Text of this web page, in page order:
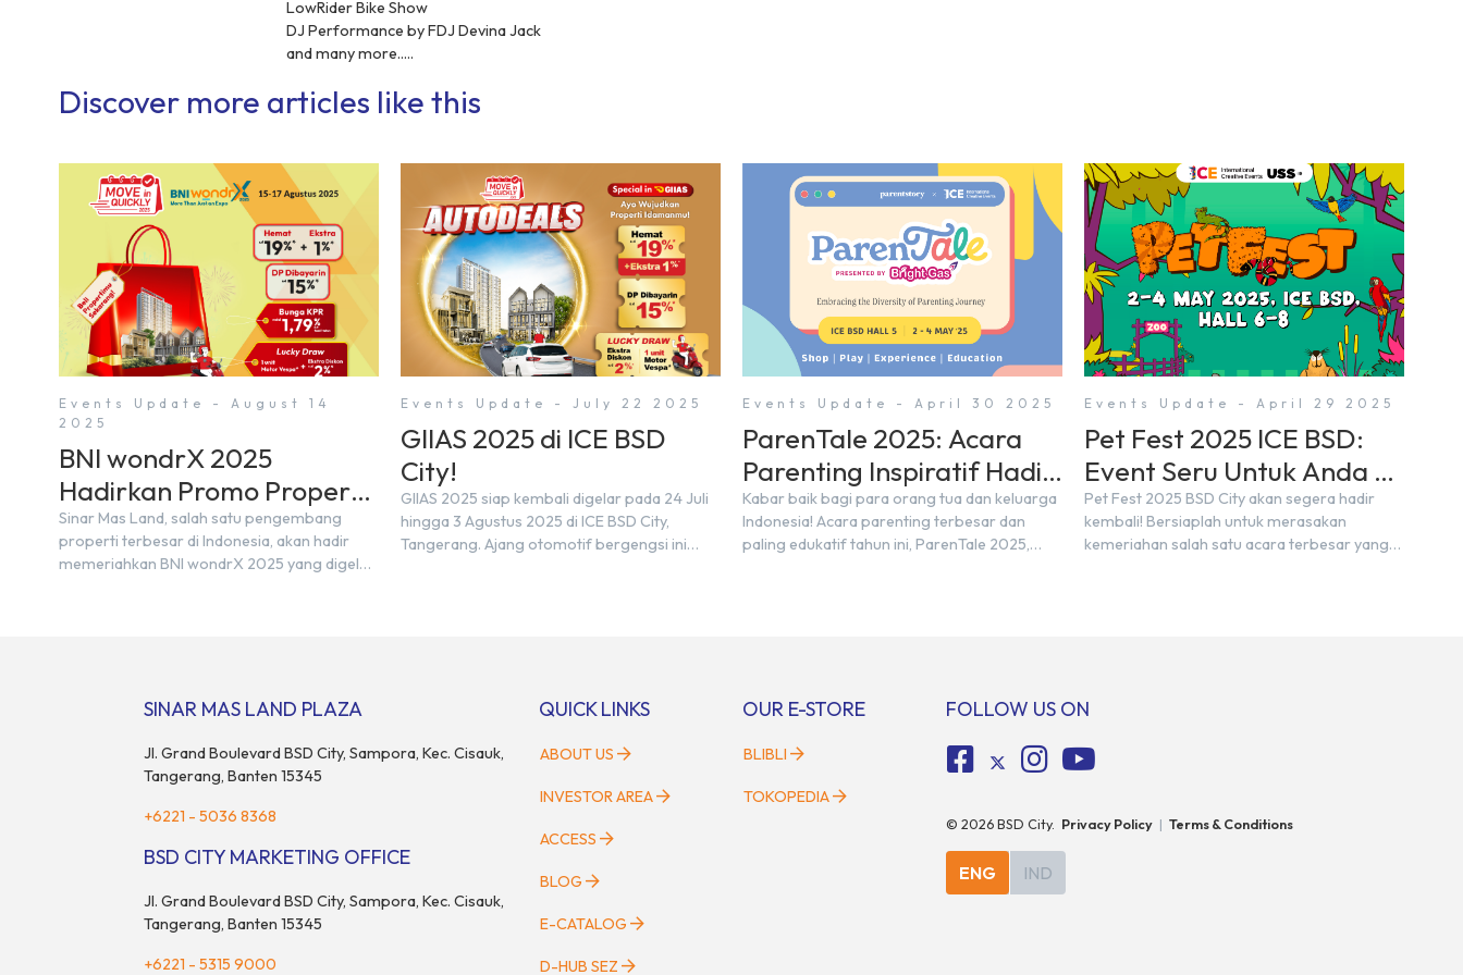
LowRider Bike Show
DJ Performance by FDJ Devina Jack
and many more.....
Discover more articles like this
Events Update - August 14
2025
BNI wondrX 2025
Hadirkan Promo Properti
& Hadiah Eksklusif
Sinar Mas Land, salah satu pengembang
properti terbesar di Indonesia, akan hadir
memeriahkan BNI wondrX 2025 yang digelar
dan pengalaman berbeda bagi para pencari
Events Update - July 22 2025
GIIAS 2025 di ICE BSD
City!
GIIAS 2025 siap kembali digelar pada 24 Juli
hingga 3 Agustus 2025 di ICE BSD City,
Tangerang. Ajang otomotif bergengsi ini
Events Update - April 30 2025
ParenTale 2025: Acara
Parenting Inspiratif Hadir
di BSD City!
Kabar baik bagi para orang tua dan keluarga
Indonesia! Acara parenting terbesar dan
paling edukatif tahun ini, ParenTale 2025,
Events Update - April 29 2025
Pet Fest 2025 ICE BSD:
Event Seru Untuk Anda &
Anabul Kesayangan!
Pet Fest 2025 BSD City akan segera hadir
kembali! Bersiaplah untuk merasakan
kemeriahan salah satu acara terbesar yang
SINAR MAS LAND PLAZA
Jl. Grand Boulevard BSD City, Sampora, Kec. Cisauk,
Tangerang, Banten 15345
+6221 - 5036 8368
BSD CITY MARKETING OFFICE
Jl. Grand Boulevard BSD City, Sampora, Kec. Cisauk,
Tangerang, Banten 15345
+6221 - 5315 9000
QUICK LINKS
ABOUT US
INVESTOR AREA
ACCESS
BLOG
E-CATALOG
D-HUB SEZ
OUR E-STORE
BLIBLI
TOKOPEDIA
FOLLOW US ON
© 2026BSD City. Privacy Policy | Terms & Conditions
ENG IND